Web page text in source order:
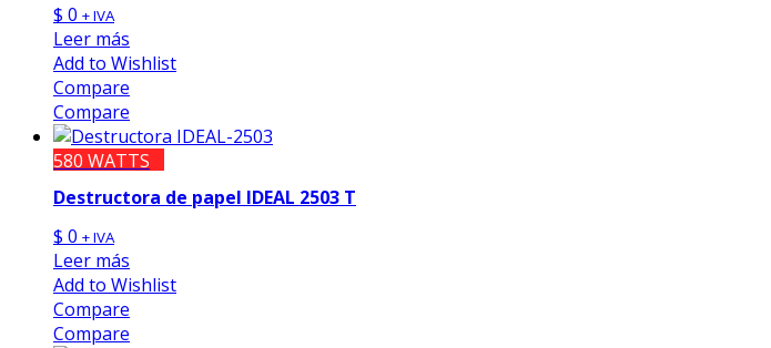
$ 0 + IVA
Leer más
Add to Wishlist
Compare
Compare
580 WATTS
Destructora de papel IDEAL 2503 T
$ 0 + IVA
Leer más
Add to Wishlist
Compare
Compare